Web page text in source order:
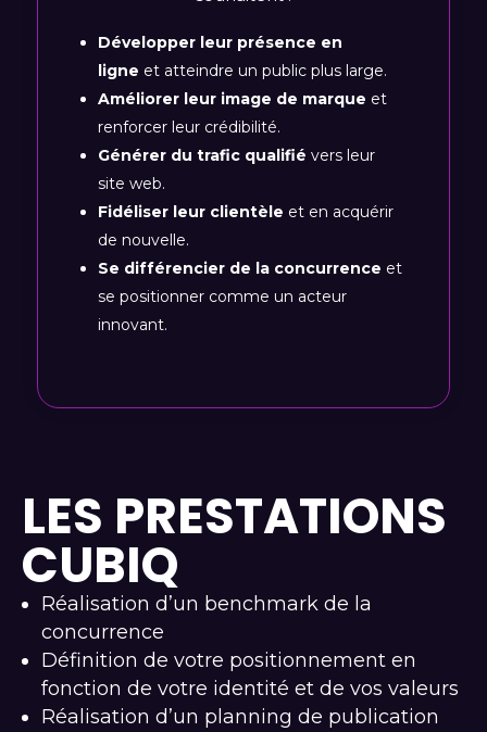
Développer leur présence en
ligne et atteindre un public plus large.
Améliorer leur image de marque et
renforcer leur crédibilité.
Générer du trafic qualifié vers leur
site web.
Fidéliser leur clientèle et en acquérir
de nouvelle.
Se différencier de la concurrence et
se positionner comme un acteur
innovant.
LES PRESTATIONS
CUBIQ
Réalisation d’un benchmark de la
concurrence
Définition de votre positionnement en
fonction de votre identité et de vos valeurs
Réalisation d’un planning de publication